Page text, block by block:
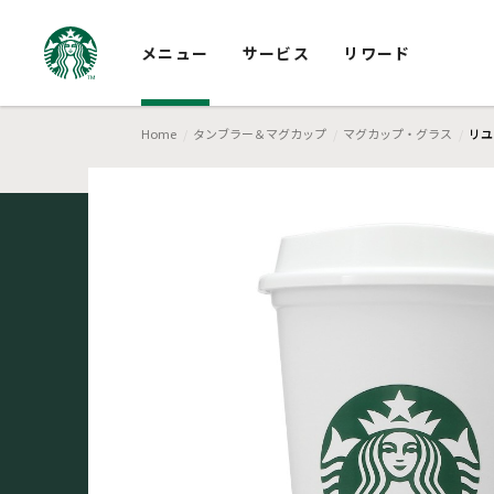
メニュー サービス リワード
Home タンブラー＆マグカップ マグカップ・グラス リ